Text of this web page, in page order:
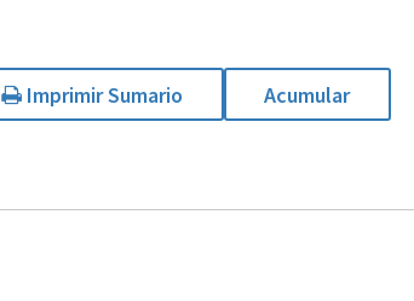
Imprimir Sumario Acumular